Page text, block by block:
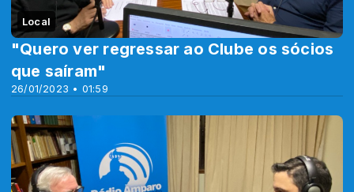
Local
26/01/2023 • 01:59
"Quero ver regressar ao Clube os sócios
que saíram"